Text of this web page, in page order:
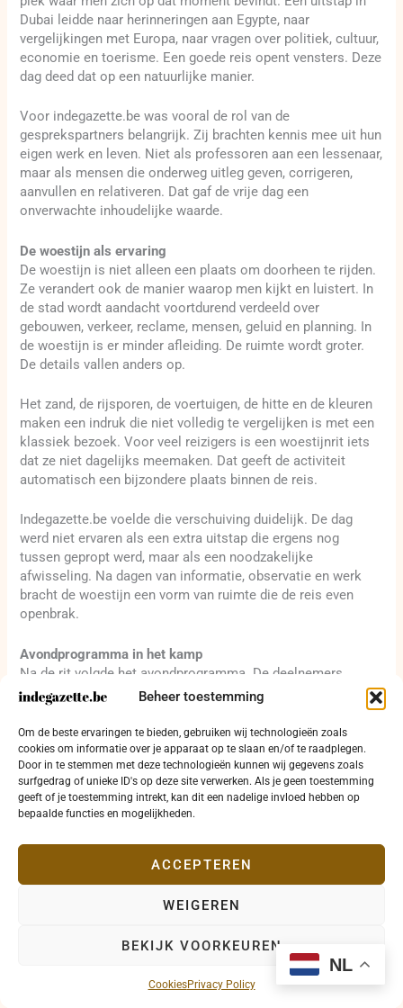
Beheer toestemming
Om de beste ervaringen te bieden, gebruiken wij technologieën zoals
cookies om informatie over je apparaat op te slaan en/of te raadplegen.
Door in te stemmen met deze technologieën kunnen wij gegevens zoals
surfgedrag of unieke ID's op deze site verwerken. Als je geen toestemming
geeft of je toestemming intrekt, kan dit een nadelige invloed hebben op
bepaalde functies en mogelijkheden.
ACCEPTEREN
WEIGEREN
BEKIJK VOORKEUREN
CookiesPrivacy Policy
Dubai leidde naar herinneringen aan Egypte, naar
vergelijkingen met Europa, naar vragen over politiek, cultuur,
economie en toerisme. Een goede reis opent vensters. Deze
dag deed dat op een natuurlijke manier.
Voor indegazette.be was vooral de rol van de
gesprekspartners belangrijk. Zij brachten kennis mee uit hun
eigen werk en leven. Niet als professoren aan een lessenaar,
maar als mensen die onderweg uitleg geven, corrigeren,
aanvullen en relativeren. Dat gaf de vrije dag een
onverwachte inhoudelijke waarde.
De woestijn als ervaring
De woestijn is niet alleen een plaats om doorheen te rijden.
Ze verandert ook de manier waarop men kijkt en luistert. In
de stad wordt aandacht voortdurend verdeeld over
gebouwen, verkeer, reclame, mensen, geluid en planning. In
de woestijn is er minder afleiding. De ruimte wordt groter.
De details vallen anders op.
Het zand, de rijsporen, de voertuigen, de hitte en de kleuren
maken een indruk die niet volledig te vergelijken is met een
klassiek bezoek. Voor veel reizigers is een woestijnrit iets
dat ze niet dagelijks meemaken. Dat geeft de activiteit
automatisch een bijzondere plaats binnen de reis.
Indegazette.be voelde die verschuiving duidelijk. De dag
werd niet ervaren als een extra uitstap die ergens nog
tussen gepropt werd, maar als een noodzakelijke
afwisseling. Na dagen van informatie, observatie en werk
bracht de woestijn een vorm van ruimte die de reis even
openbrak.
Avondprogramma in het kamp
Na de rit volgde het avondprogramma. De deelnemers
kwamen samen voor eten, sfeer en ontspanning. Zo’n
kampavond heeft een andere dynamiek dan een maaltijd in
een hotel. Mensen zitten anders, spreken anders en beleven
de avond minder formeel. De omgeving doet veel. De
woestijn, de temperatuur, het licht en de afstand tot de stad
geven het geheel een eigen karakter.
nog gevraagd of men niet moe was van het dansen. Dat zegt
genoeg over de sfeer. Het was geen afstandelijke activiteit
waarbij iedereen alleen toekeek. Er was deelname, beweging
Voor indegazette.be werd dit avondgedeelte een van de
sterkste momenten van de dag. De activiteit bracht
ontspanning zonder oppervlakkig te worden. Ze gaf de groep
NL